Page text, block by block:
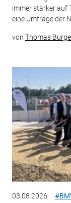
immer stärker auf
eine Umfrage der
von Thomas
03.08.2026